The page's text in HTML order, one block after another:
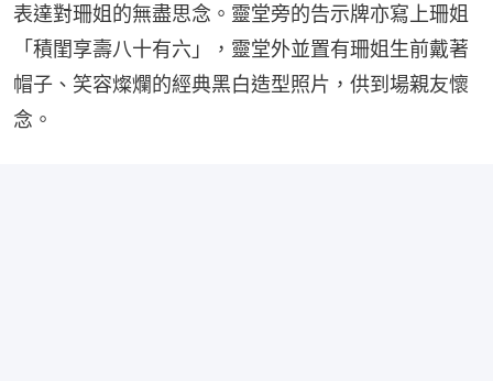
表達對珊姐的無盡思念。靈堂旁的告示牌亦寫上珊姐
「積閨享壽八十有六」，靈堂外並置有珊姐生前戴著
帽子、笑容燦爛的經典黑白造型照片，供到場親友懷
念。